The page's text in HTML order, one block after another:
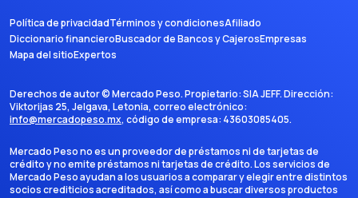
Política de privacidadTérminos y condicionesAfiliado
Diccionario financieroBuscador de Bancos y CajerosEmpresas
Mapa del sitioExpertos
Derechos de autor ©Mercado Peso. Propietario:SIA JEFF. Dirección:
Viktorijas 25, Jelgava, Letonia, correo electrónico:
info@mercadopeso.mx, código de empresa: 43603085405.
Mercado Peso no es un proveedor de préstamos ni de tarjetas de
crédito y no emite préstamos ni tarjetas de crédito. Los servicios de
Mercado Peso ayudan a los usuarios a comparar y elegir entre distintos
socios crediticios acreditados, así como a buscar diversos productos